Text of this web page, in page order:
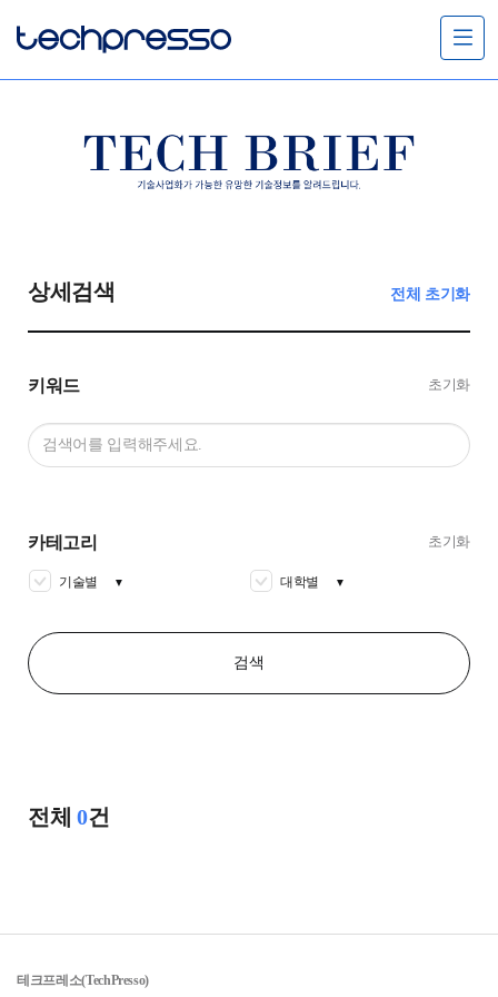
메
뉴
전체 0건
상세검색 전체 초기화
키워드 초기화
카테고리 초기화
기술별 ▼ 대학별 ▼
검색
테크프레소(TechPresso)